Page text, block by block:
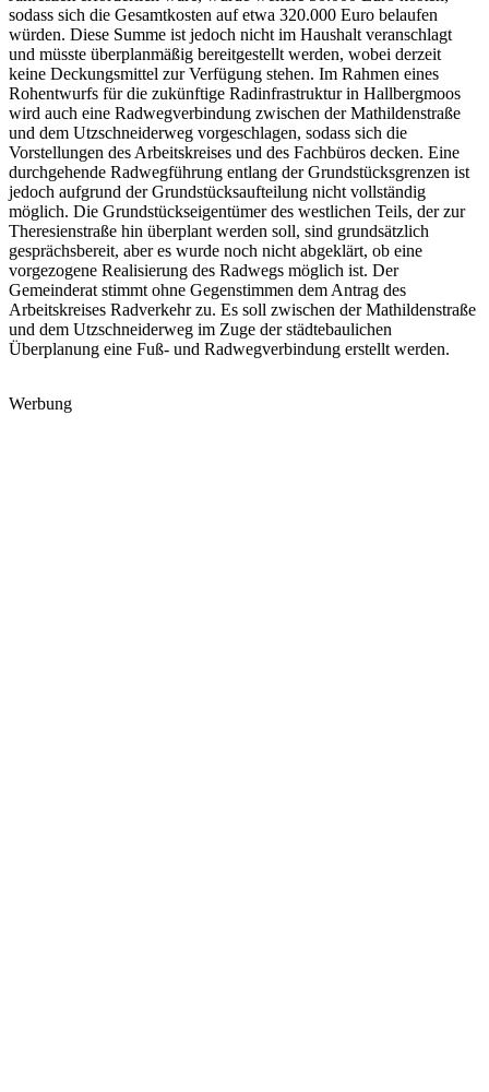
sodass sich die Gesamtkosten auf etwa 320.000 Euro belaufen
würden. Diese Summe ist jedoch nicht im Haushalt veranschlagt
und müsste überplanmäßig bereitgestellt werden, wobei derzeit
keine Deckungsmittel zur Verfügung stehen. Im Rahmen eines
Rohentwurfs für die zukünftige Radinfrastruktur in Hallbergmoos
wird auch eine Radwegverbindung zwischen der Mathildenstraße
und dem Utzschneiderweg vorgeschlagen, sodass sich die
Vorstellungen des Arbeitskreises und des Fachbüros decken. Eine
durchgehende Radwegführung entlang der Grundstücksgrenzen ist
jedoch aufgrund der Grundstücksaufteilung nicht vollständig
möglich. Die Grundstückseigentümer des westlichen Teils, der zur
Theresienstraße hin überplant werden soll, sind grundsätzlich
gesprächsbereit, aber es wurde noch nicht abgeklärt, ob eine
vorgezogene Realisierung des Radwegs möglich ist. Der
Gemeinderat stimmt ohne Gegenstimmen dem Antrag des
Arbeitskreises Radverkehr zu. Es soll zwischen der Mathildenstraße
und dem Utzschneiderweg im Zuge der städtebaulichen
Überplanung eine Fuß- und Radwegverbindung erstellt werden.
Werbung